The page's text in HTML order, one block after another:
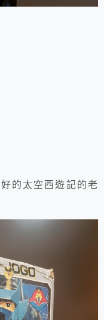
的太空西遊記的老